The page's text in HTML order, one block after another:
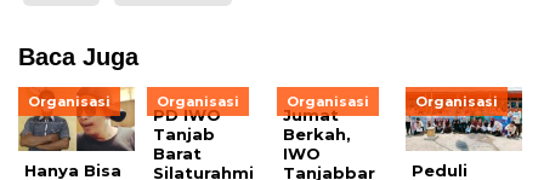
Baca Juga
Organisasi
Hanya Bisa
Organisasi
PD IWO
Tanjab
Barat
Silaturahmi
Organisasi
Jumat
Berkah,
IWO
Tanjabbar
Organisasi
Peduli